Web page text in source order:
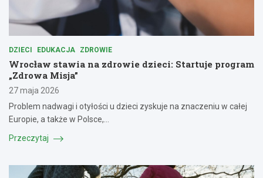
DZIECI EDUKACJA ZDROWIE
Wrocław stawia na zdrowie dzieci: Startuje program
„Zdrowa Misja”
27 maja 2026
Problem nadwagi i otyłości u dzieci zyskuje na znaczeniu w całej
Europie, a także w Polsce,…
Przeczytaj